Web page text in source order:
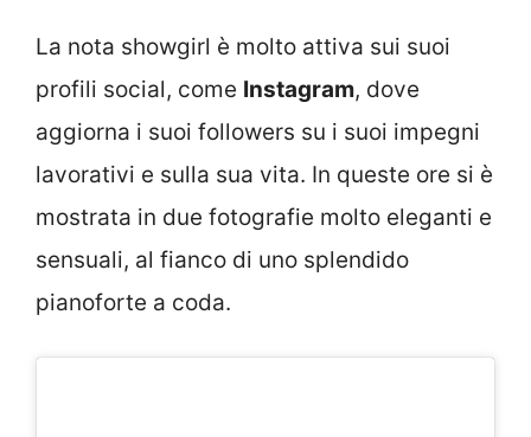
La nota showgirl è molto attiva sui suoi
profili social, come Instagram, dove
aggiorna i suoi followers su i suoi impegni
lavorativi e sulla sua vita. In queste ore si è
mostrata in due fotografie molto eleganti e
sensuali, al fianco di uno splendido
pianoforte a coda.